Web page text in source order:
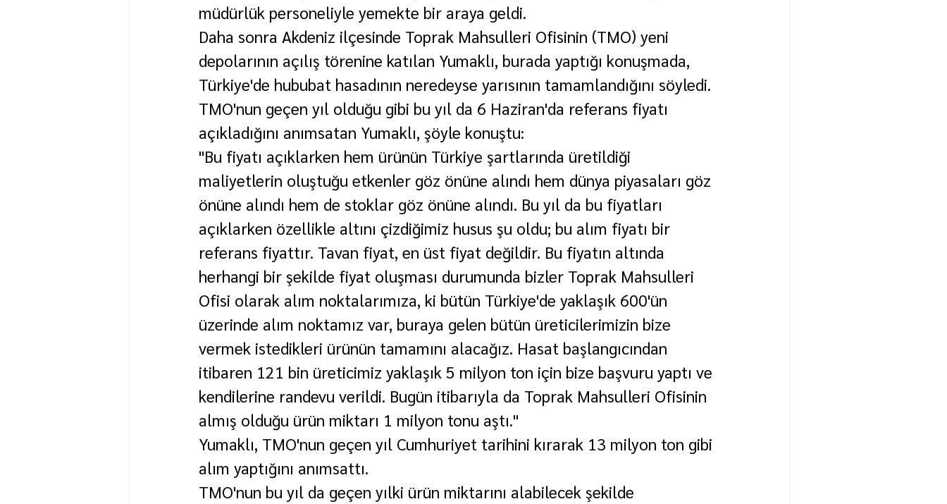
müdürlük personeliyle yemekte bir araya geldi.
Daha sonra Akdeniz ilçesinde Toprak Mahsulleri Ofisinin (TMO) yeni
depolarının açılış törenine katılan Yumaklı, burada yaptığı konuşmada,
Türkiye'de hububat hasadının neredeyse yarısının tamamlandığını söyledi.
TMO'nun geçen yıl olduğu gibi bu yıl da 6 Haziran'da referans fiyatı
açıkladığını anımsatan Yumaklı, şöyle konuştu:
"Bu fiyatı açıklarken hem ürünün Türkiye şartlarında üretildiği
maliyetlerin oluştuğu etkenler göz önüne alındı hem dünya piyasaları göz
önüne alındı hem de stoklar göz önüne alındı. Bu yıl da bu fiyatları
açıklarken özellikle altını çizdiğimiz husus şu oldu; bu alım fiyatı bir
referans fiyattır. Tavan fiyat, en üst fiyat değildir. Bu fiyatın altında
herhangi bir şekilde fiyat oluşması durumunda bizler Toprak Mahsulleri
Ofisi olarak alım noktalarımıza, ki bütün Türkiye'de yaklaşık 600'ün
üzerinde alım noktamız var, buraya gelen bütün üreticilerimizin bize
vermek istedikleri ürünün tamamını alacağız. Hasat başlangıcından
itibaren 121 bin üreticimiz yaklaşık 5 milyon ton için bize başvuru yaptı ve
kendilerine randevu verildi. Bugün itibarıyla da Toprak Mahsulleri Ofisinin
almış olduğu ürün miktarı 1 milyon tonu aştı."
Yumaklı, TMO'nun geçen yıl Cumhuriyet tarihini kırarak 13 milyon ton gibi
alım yaptığını anımsattı.
TMO'nun bu yıl da geçen yılki ürün miktarını alabilecek şekilde